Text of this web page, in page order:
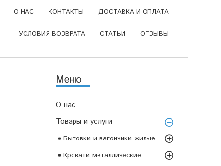
О НАС КОНТАКТЫ ДОСТАВКА И ОПЛАТА
УСЛОВИЯ ВОЗВРАТА СТАТЬИ ОТЗЫВЫ
О нас
Товары и услуги
Бытовки и вагончики жилые
Кровати металлические